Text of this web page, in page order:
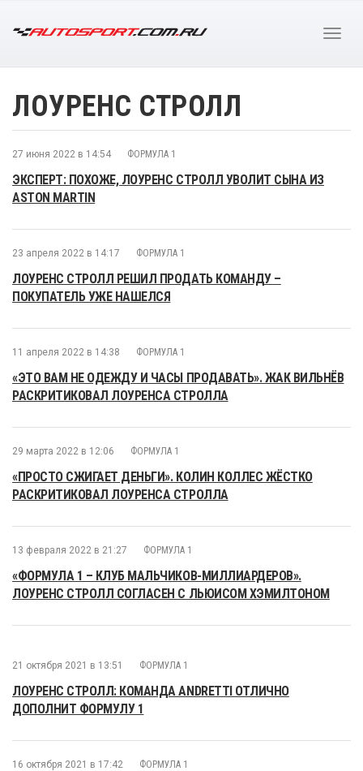
ЛОУРЕНС СТРОЛЛ
27 июня 2022 в 14:54 ФОРМУЛА 1
ЭКСПЕРТ: ПОХОЖЕ, ЛОУРЕНС СТРОЛЛ УВОЛИТ СЫНА ИЗ
ASTON MARTIN
23 апреля 2022 в 14:17 ФОРМУЛА 1
ЛОУРЕНС СТРОЛЛ РЕШИЛ ПРОДАТЬ КОМАНДУ –
ПОКУПАТЕЛЬ УЖЕ НАШЕЛСЯ
11 апреля 2022 в 14:38 ФОРМУЛА 1
«ЭТО ВАМ НЕ ОДЕЖДУ И ЧАСЫ ПРОДАВАТЬ». ЖАК ВИЛЬНЁВ
РАСКРИТИКОВАЛ ЛОУРЕНСА СТРОЛЛА
29 марта 2022 в 12:06 ФОРМУЛА 1
«ПРОСТО СЖИГАЕТ ДЕНЬГИ». КОЛИН КОЛЛЕС ЖЁСТКО
РАСКРИТИКОВАЛ ЛОУРЕНСА СТРОЛЛА
13 февраля 2022 в 21:27 ФОРМУЛА 1
«ФОРМУЛА 1 – КЛУБ МАЛЬЧИКОВ-МИЛЛИАРДЕРОВ».
ЛОУРЕНС СТРОЛЛ СОГЛАСЕН С ЛЬЮИСОМ ХЭМИЛТОНОМ
21 октября 2021 в 13:51 ФОРМУЛА 1
ЛОУРЕНС СТРОЛЛ: КОМАНДА ANDRETTI ОТЛИЧНО
ДОПОЛНИТ ФОРМУЛУ 1
16 октября 2021 в 17:42 ФОРМУЛА 1